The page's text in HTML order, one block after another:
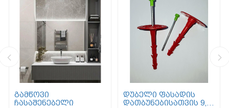
გამწოვი
ჩასაშენებელი
დუბელი ფასადის
დათბუნებისათვის 9,5